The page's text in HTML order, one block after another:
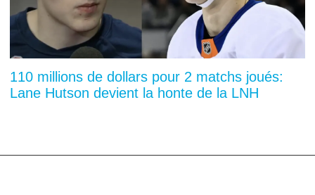
110 millions de dollars pour 2 matchs joués:
Lane Hutson devient la honte de la LNH